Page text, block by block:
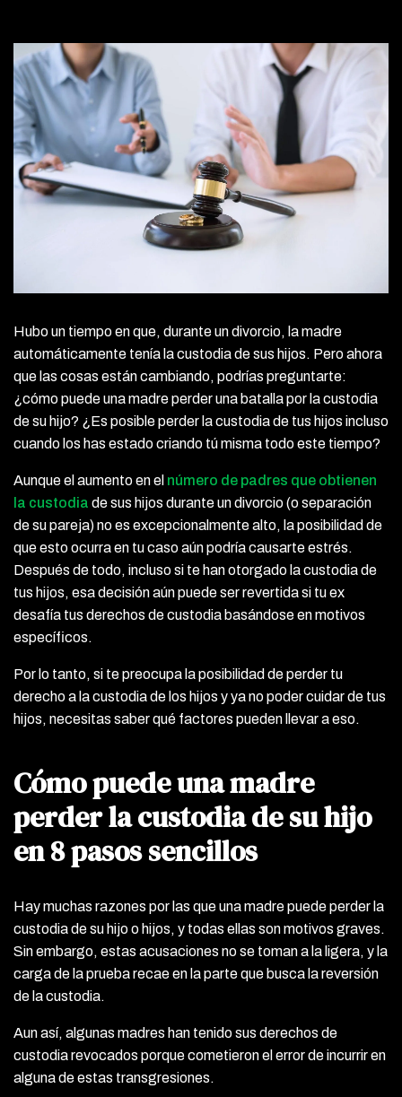
Hubo un tiempo en que, durante un divorcio, la madre
automáticamente tenía la custodia de sus hijos. Pero ahora
que las cosas están cambiando, podrías preguntarte:
¿cómo puede una madre perder una batalla por la custodia
de su hijo? ¿Es posible perder la custodia de tus hijos incluso
cuando los has estado criando tú misma todo este tiempo?
Aunque el aumento en el número de padres que obtienen
la custodia de sus hijos durante un divorcio (o separación
de su pareja) no es excepcionalmente alto, la posibilidad de
que esto ocurra en tu caso aún podría causarte estrés.
Después de todo, incluso si te han otorgado la custodia de
tus hijos, esa decisión aún puede ser revertida si tu ex
desafía tus derechos de custodia basándose en motivos
específicos.
Por lo tanto, si te preocupa la posibilidad de perder tu
derecho a la custodia de los hijos y ya no poder cuidar de tus
hijos, necesitas saber qué factores pueden llevar a eso.
Cómo puede una madre
perder la custodia de su hijo
en 8 pasos sencillos
Hay muchas razones por las que una madre puede perder la
custodia de su hijo o hijos, y todas ellas son motivos graves.
Sin embargo, estas acusaciones no se toman a la ligera, y la
carga de la prueba recae en la parte que busca la reversión
de la custodia.
Aun así, algunas madres han tenido sus derechos de
custodia revocados porque cometieron el error de incurrir en
alguna de estas transgresiones.